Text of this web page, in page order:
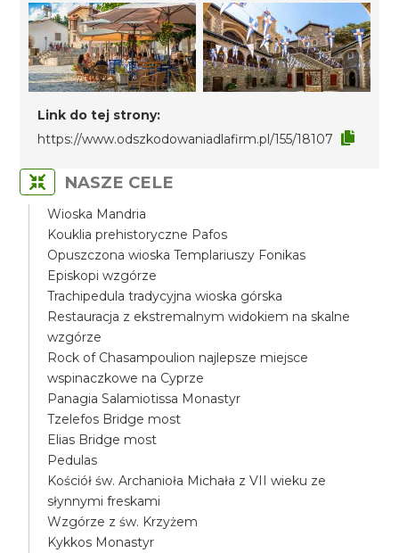
Link do tej strony:
https://www.odszkodowaniadlafirm.pl/155/18107
NASZE CELE
Wioska Mandria
Kouklia prehistoryczne Pafos
Opuszczona wioska Templariuszy Fonikas
Episkopi wzgórze
Trachipedula tradycyjna wioska górska
Restauracja z ekstremalnym widokiem na skalne
wzgórze
Rock of Chasampoulion najlepsze miejsce
wspinaczkowe na Cyprze
Panagia Salamiotissa Monastyr
Tzelefos Bridge most
Elias Bridge most
Pedulas
Kościół św. Archanioła Michała z VII wieku ze
słynnymi freskami
Wzgórze z św. Krzyżem
Kykkos Monastyr